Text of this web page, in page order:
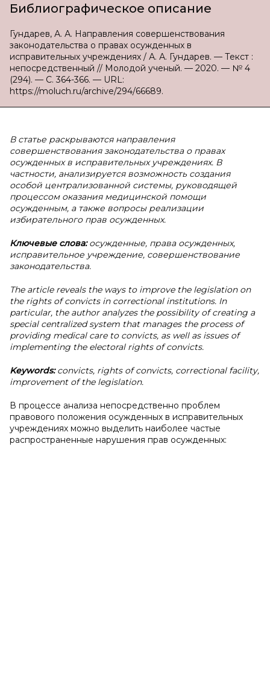
Библиографическое описание
Гундарев, А. А. Направления совершенствования
законодательства о правах осужденных в
исправительных учреждениях / А. А. Гундарев. — Текст :
непосредственный // Молодой ученый. — 2020. — № 4
(294). — С. 364-366. — URL:
https://moluch.ru/archive/294/66689.
В статье раскрываются направления
совершенствования законодательства о правах
осужденных в исправительных учреждениях. В
частности, анализируется возможность создания
особой централизованной системы, руководящей
процессом оказания медицинской помощи
осужденным, а также вопросы реализации
избирательного прав осужденных.
Ключевые слова:осужденные, права осужденных,
исправительное учреждение, совершенствование
законодательства.
The article reveals the ways to improve the legislation on
the rights of convicts in correctional institutions. In
particular, the author analyzes the possibility of creating a
special centralized system that manages the process of
providing medical care to convicts, as well as issues of
implementing the electoral rights of convicts.
Keywords:convicts, rights of convicts, correctional facility,
improvement of the legislation.
В процессе анализа непосредственно проблем
правового положения осужденных в исправительных
учреждениях можно выделить наиболее частые
распространенные нарушения прав осужденных: